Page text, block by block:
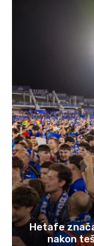
Hetafe
nakon